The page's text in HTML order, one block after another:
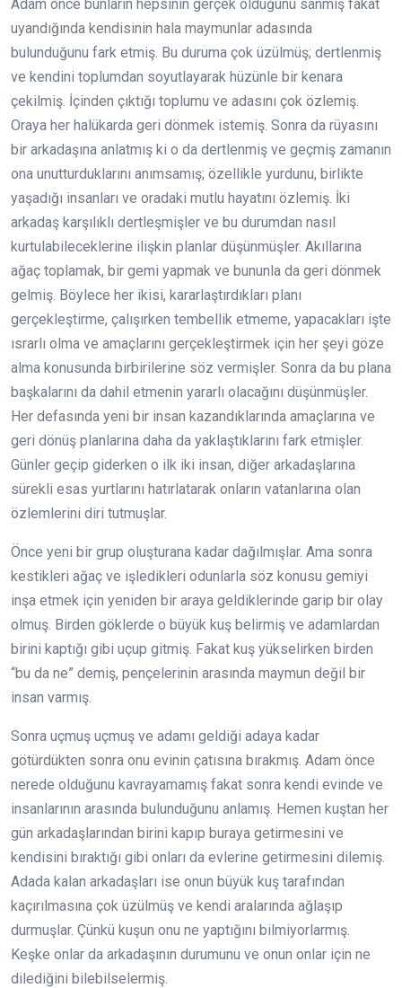
Adam önce bunların hepsinin gerçek olduğunu sanmış fakat
uyandığında kendisinin hala maymunlar adasında
bulunduğunu fark etmiş. Bu duruma çok üzülmüş; dertlenmiş
ve kendini toplumdan soyutlayarak hüzünle bir kenara
çekilmiş. İçinden çıktığı toplumu ve adasını çok özlemiş.
Oraya her halükarda geri dönmek istemiş. Sonra da rüyasını
bir arkadaşına anlatmış ki o da dertlenmiş ve geçmiş zamanın
ona unutturduklarını anımsamış; özellikle yurdunu, birlikte
yaşadığı insanları ve oradaki mutlu hayatını özlemiş. İki
arkadaş karşılıklı dertleşmişler ve bu durumdan nasıl
kurtulabileceklerine ilişkin planlar düşünmüşler. Akıllarına
ağaç toplamak, bir gemi yapmak ve bununla da geri dönmek
gelmiş. Böylece her ikisi, kararlaştırdıkları planı
gerçekleştirme, çalışırken tembellik etmeme, yapacakları işte
ısrarlı olma ve amaçlarını gerçekleştirmek için her şeyi göze
alma konusunda birbirilerine söz vermişler. Sonra da bu plana
başkalarını da dahil etmenin yararlı olacağını düşünmüşler.
Her defasında yeni bir insan kazandıklarında amaçlarına ve
geri dönüş planlarına daha da yaklaştıklarını fark etmişler.
Günler geçip giderken o ilk iki insan, diğer arkadaşlarına
sürekli esas yurtlarını hatırlatarak onların vatanlarına olan
özlemlerini diri tutmuşlar.
Önce yeni bir grup oluşturana kadar dağılmışlar. Ama sonra
kestikleri ağaç ve işledikleri odunlarla söz konusu gemiyi
inşa etmek için yeniden bir araya geldiklerinde garip bir olay
olmuş. Birden göklerde o büyük kuş belirmiş ve adamlardan
birini kaptığı gibi uçup gitmiş. Fakat kuş yükselirken birden
“bu da ne” demiş, pençelerinin arasında maymun değil bir
insan varmış.
Sonra uçmuş uçmuş ve adamı geldiği adaya kadar
götürdükten sonra onu evinin çatısına bırakmış. Adam önce
nerede olduğunu kavrayamamış fakat sonra kendi evinde ve
insanlarının arasında bulunduğunu anlamış. Hemen kuştan her
gün arkadaşlarından birini kapıp buraya getirmesini ve
kendisini bıraktığı gibi onları da evlerine getirmesini dilemiş.
Adada kalan arkadaşları ise onun büyük kuş tarafından
kaçırılmasına çok üzülmüş ve kendi aralarında ağlaşıp
durmuşlar. Çünkü kuşun onu ne yaptığını bilmiyorlarmış.
Keşke onlar da arkadaşının durumunu ve onun onlar için ne
dilediğini bilebilselermiş.